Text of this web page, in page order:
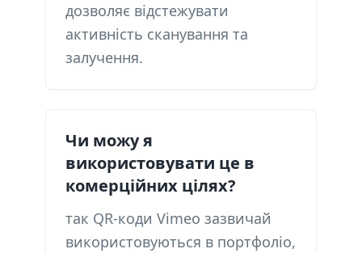
дозволяє відстежувати
активність сканування та
залучення.
Чи можу я
використовувати це в
комерційних цілях?
так QR-коди Vimeo зазвичай
використовуються в портфоліо,